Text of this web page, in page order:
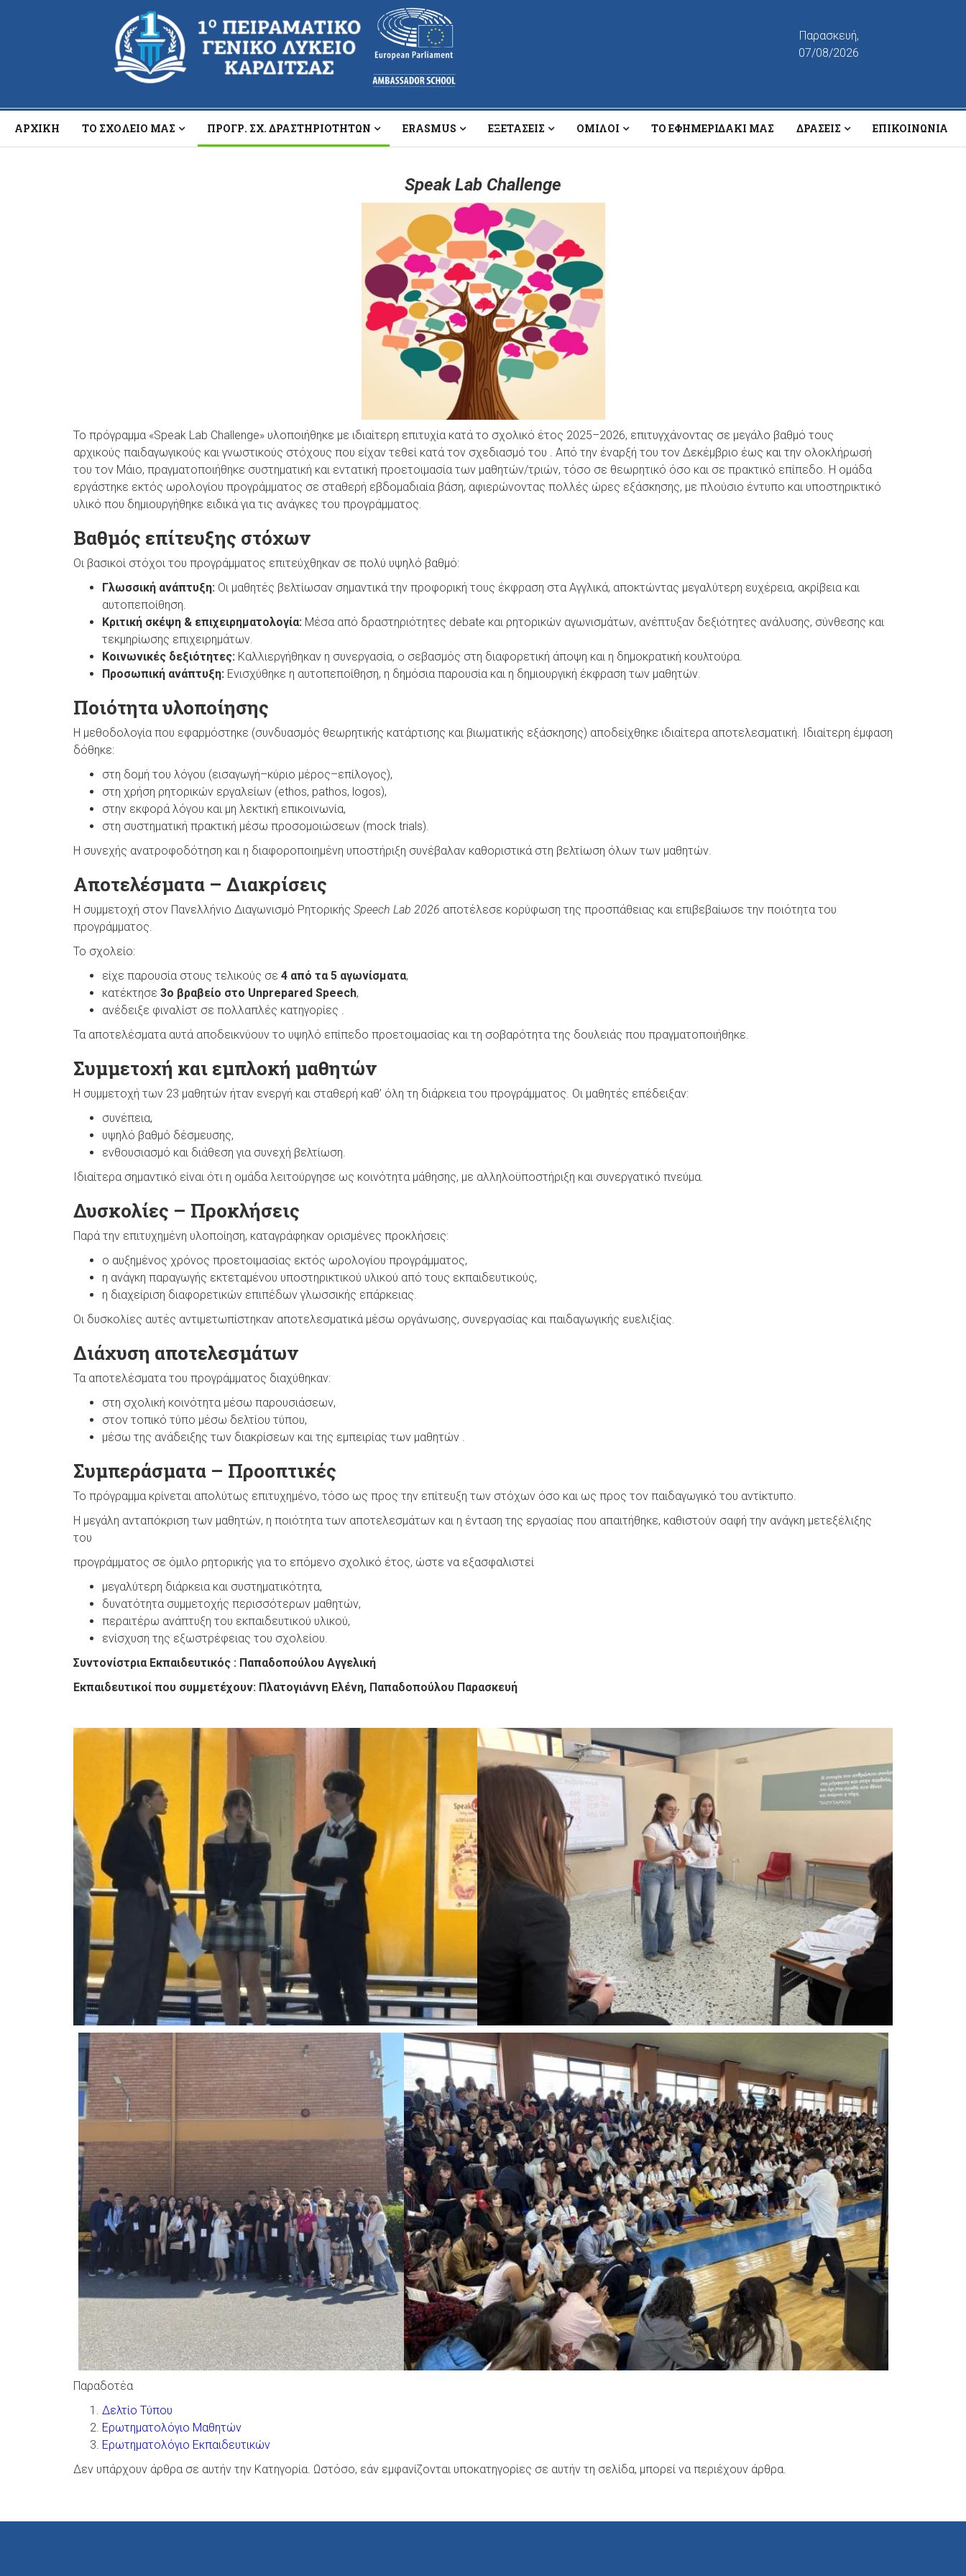
Παρασκευή,
07/08/2026
ΑΡΧΙΚΉ ΤΟ ΣΧΟΛΕΊΟ ΜΑΣ ΠΡΟΓΡ. ΣΧ. ΔΡΑΣΤΗΡΙΟΤΉΤΩΝ ERASMUS ΕΞΕΤΆΣΕΙΣ ΌΜΙΛΟΙ ΤΟ ΕΦΗΜΕΡΙΔΆΚΙ ΜΑΣ ΔΡΆΣΕΙΣ ΕΠΙΚΟΙΝΩΝΊΑ
Speak Lab Challenge
Το πρόγραμμα «Speak Lab Challenge» υλοποιήθηκε με ιδιαίτερη επιτυχία κατά το σχολικό έτος 2025–2026, επιτυγχάνοντας σε μεγάλο βαθμό τους
αρχικούς παιδαγωγικούς και γνωστικούς στόχους που είχαν τεθεί κατά τον σχεδιασμό του . Από την έναρξή του τον Δεκέμβριο έως και την ολοκλήρωσή
του τον Μάιο, πραγματοποιήθηκε συστηματική και εντατική προετοιμασία των μαθητών/τριών, τόσο σε θεωρητικό όσο και σε πρακτικό επίπεδο. Η ομάδα
εργάστηκε εκτός ωρολογίου προγράμματος σε σταθερή εβδομαδιαία βάση, αφιερώνοντας πολλές ώρες εξάσκησης, με πλούσιο έντυπο και υποστηρικτικό
υλικό που δημιουργήθηκε ειδικά για τις ανάγκες του προγράμματος.
Βαθμός επίτευξης στόχων
Οι βασικοί στόχοι του προγράμματος επιτεύχθηκαν σε πολύ υψηλό βαθμό:
Γλωσσική ανάπτυξη: Οι μαθητές βελτίωσαν σημαντικά την προφορική τους έκφραση στα Αγγλικά, αποκτώντας μεγαλύτερη ευχέρεια, ακρίβεια και
αυτοπεποίθηση.
Κριτική σκέψη & επιχειρηματολογία: Μέσα από δραστηριότητες debate και ρητορικών αγωνισμάτων, ανέπτυξαν δεξιότητες ανάλυσης, σύνθεσης και
τεκμηρίωσης επιχειρημάτων.
Κοινωνικές δεξιότητες: Καλλιεργήθηκαν η συνεργασία, ο σεβασμός στη διαφορετική άποψη και η δημοκρατική κουλτούρα.
Προσωπική ανάπτυξη: Ενισχύθηκε η αυτοπεποίθηση, η δημόσια παρουσία και η δημιουργική έκφραση των μαθητών.
Ποιότητα υλοποίησης
Η μεθοδολογία που εφαρμόστηκε (συνδυασμός θεωρητικής κατάρτισης και βιωματικής εξάσκησης) αποδείχθηκε ιδιαίτερα αποτελεσματική. Ιδιαίτερη έμφαση
δόθηκε:
στη δομή του λόγου (εισαγωγή–κύριο μέρος–επίλογος),
στη χρήση ρητορικών εργαλείων (ethos, pathos, logos),
στην εκφορά λόγου και μη λεκτική επικοινωνία,
στη συστηματική πρακτική μέσω προσομοιώσεων (mock trials).
Η συνεχής ανατροφοδότηση και η διαφοροποιημένη υποστήριξη συνέβαλαν καθοριστικά στη βελτίωση όλων των μαθητών.
Αποτελέσματα – Διακρίσεις
Η συμμετοχή στον Πανελλήνιο Διαγωνισμό Ρητορικής Speech Lab 2026 αποτέλεσε κορύφωση της προσπάθειας και επιβεβαίωσε την ποιότητα του
προγράμματος.
Το σχολείο:
είχε παρουσία στους τελικούς σε 4 από τα 5 αγωνίσματα,
κατέκτησε 3ο βραβείο στο Unprepared Speech,
ανέδειξε φιναλίστ σε πολλαπλές κατηγορίες .
Τα αποτελέσματα αυτά αποδεικνύουν το υψηλό επίπεδο προετοιμασίας και τη σοβαρότητα της δουλειάς που πραγματοποιήθηκε.
Συμμετοχή και εμπλοκή μαθητών
Η συμμετοχή των 23 μαθητών ήταν ενεργή και σταθερή καθ’ όλη τη διάρκεια του προγράμματος. Οι μαθητές επέδειξαν:
συνέπεια,
υψηλό βαθμό δέσμευσης,
ενθουσιασμό και διάθεση για συνεχή βελτίωση.
Ιδιαίτερα σημαντικό είναι ότι η ομάδα λειτούργησε ως κοινότητα μάθησης, με αλληλοϋποστήριξη και συνεργατικό πνεύμα.
Δυσκολίες – Προκλήσεις
Παρά την επιτυχημένη υλοποίηση, καταγράφηκαν ορισμένες προκλήσεις:
ο αυξημένος χρόνος προετοιμασίας εκτός ωρολογίου προγράμματος,
η ανάγκη παραγωγής εκτεταμένου υποστηρικτικού υλικού από τους εκπαιδευτικούς,
η διαχείριση διαφορετικών επιπέδων γλωσσικής επάρκειας.
Οι δυσκολίες αυτές αντιμετωπίστηκαν αποτελεσματικά μέσω οργάνωσης, συνεργασίας και παιδαγωγικής ευελιξίας.
Διάχυση αποτελεσμάτων
Τα αποτελέσματα του προγράμματος διαχύθηκαν:
στη σχολική κοινότητα μέσω παρουσιάσεων,
στον τοπικό τύπο μέσω δελτίου τύπου,
μέσω της ανάδειξης των διακρίσεων και της εμπειρίας των μαθητών .
Συμπεράσματα – Προοπτικές
Το πρόγραμμα κρίνεται απολύτως επιτυχημένο, τόσο ως προς την επίτευξη των στόχων όσο και ως προς τον παιδαγωγικό του αντίκτυπο.
Η μεγάλη ανταπόκριση των μαθητών, η ποιότητα των αποτελεσμάτων και η ένταση της εργασίας που απαιτήθηκε, καθιστούν σαφή την ανάγκη μετεξέλιξης
του
προγράμματος σε όμιλο ρητορικής για το επόμενο σχολικό έτος, ώστε να εξασφαλιστεί
μεγαλύτερη διάρκεια και συστηματικότητα,
δυνατότητα συμμετοχής περισσότερων μαθητών,
περαιτέρω ανάπτυξη του εκπαιδευτικού υλικού,
ενίσχυση της εξωστρέφειας του σχολείου.
Συντονίστρια Εκπαιδευτικός : Παπαδοπούλου Αγγελική
Εκπαιδευτικοί που συμμετέχουν: Πλατογιάννη Ελένη, Παπαδοπούλου Παρασκευή
Παραδοτέα
Δελτίο Τύπου
Ερωτηματολόγιο Μαθητών
Ερωτηματολόγιο Εκπαιδευτικών
Δεν υπάρχουν άρθρα σε αυτήν την Κατηγορία. Ωστόσο, εάν εμφανίζονται υποκατηγορίες σε αυτήν τη σελίδα, μπορεί να περιέχουν άρθρα.